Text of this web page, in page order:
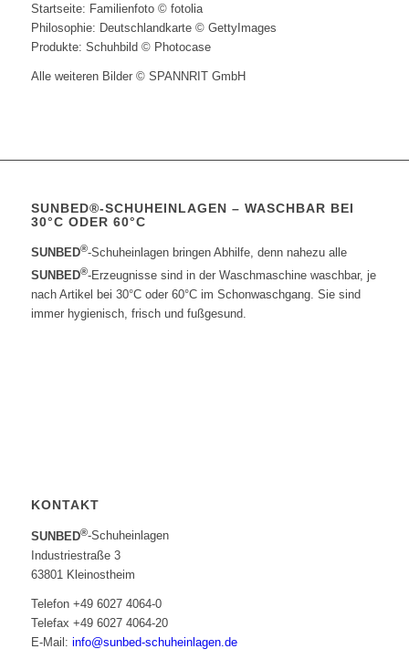
Startseite: Familienfoto © fotolia
Philosophie: Deutschlandkarte © GettyImages
Produkte: Schuhbild © Photocase
Alle weiteren Bilder © SPANNRIT GmbH
SUNBED®-SCHUHEINLAGEN – WASCHBAR BEI
30°C ODER 60°C
SUNBED®-Schuheinlagen bringen Abhilfe, denn nahezu alle
SUNBED®-Erzeugnisse sind in der Waschmaschine waschbar, je
nach Artikel bei 30°C oder 60°C im Schonwaschgang. Sie sind
immer hygienisch, frisch und fußgesund.
KONTAKT
SUNBED®-Schuheinlagen
Industriestraße 3
63801 Kleinostheim
Telefon +49 6027 4064-0
Telefax +49 6027 4064-20
E-Mail: info@sunbed-schuheinlagen.de